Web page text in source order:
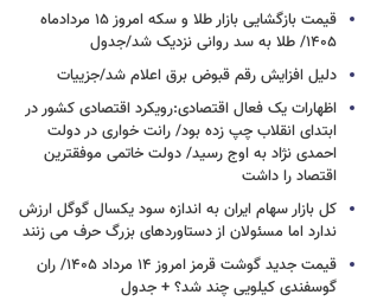
قیمت بازگشایی بازار طلا و سکه امروز ۱۵ مردادماه
۱۴۰۵/ طلا به سد روانی نزدیک شد/جدول
دلیل افزایش رقم قبوض برق اعلام شد/جزییات
اظهارات یک فعال اقتصادی:رویکرد اقتصادی کشور در
ابتدای انقلاب چپ زده بود/ رانت خواری در دولت
احمدی نژاد به اوج رسید/ دولت خاتمی موفقترین
اقتصاد را داشت
کل بازار سهام ایران به اندازه سود یکسال گوگل ارزش
ندارد اما مسئولان از دستاوردهای بزرگ حرف می زنند
قیمت جدید گوشت قرمز امروز ۱۴ مرداد ۱۴۰۵/ ران
گوسفندی کیلویی چند شد؟ + جدول